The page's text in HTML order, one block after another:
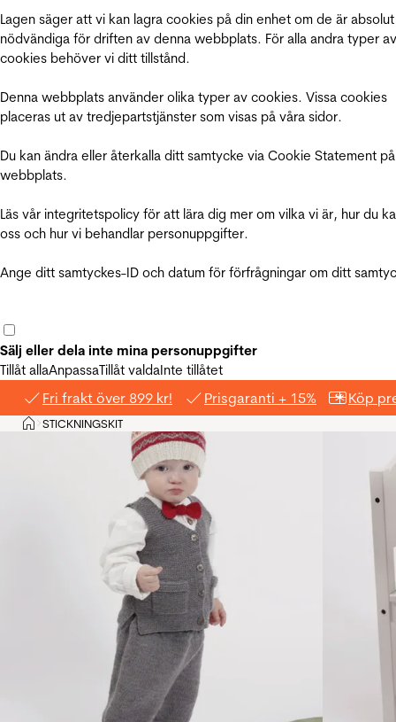
Lagen säger att vi kan lagra cookies på din enhet om de är absolut
nödvändiga för driften av denna webbplats. För alla andra typer av
cookies behöver vi ditt tillstånd.
Denna webbplats använder olika typer av cookies. Vissa cookies
placeras ut av tredjepartstjänster som visas på våra sidor.
Du kan ändra eller återkalla ditt samtycke via Cookie Statement
webbplats.
Läs vår integritetspolicy för att lära dig mer om vilka vi är, hur du
oss och hur vi behandlar personuppgifter.
Ange ditt samtyckes-ID och datum för förfrågningar om ditt
Sälj eller dela inte mina personuppgifter
Tillåt allaAnpassaTillåt valdaInte tillåtet
Fri frakt över 899 kr! Prisgaranti + 15% Köp
Hem
>STICKNINGSKIT